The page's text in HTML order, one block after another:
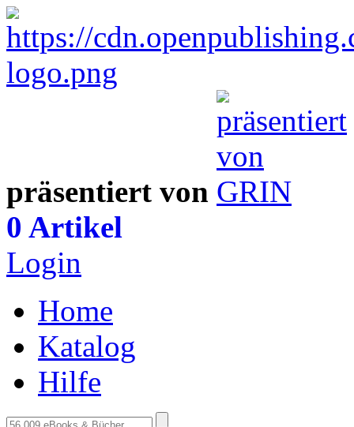
präsentiert von
0 Artikel
Login
Home
Katalog
Hilfe